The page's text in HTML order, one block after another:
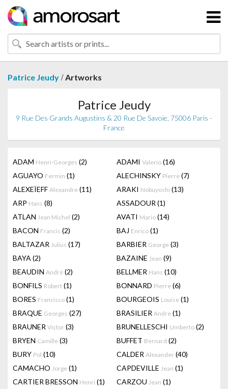
Patrice Jeudy /Artworks
Patrice Jeudy
9 Rue Des Grands Augustins & 20 Rue De Savoie, 75006 Paris -
France
ADAM Henri-Georges (2) ADAMI Valerio (16)
AGUAYO Fermin (1) ALECHINSKY Pierre (7)
ALEXEÏEFF Alexandre (11) ARAKI Nobuyoshi (13)
ARP Hans (8) ASSADOUR (1)
ATLAN Jean Michel (2) AVATI Mario (14)
BACON Francis (2) BAJ Enrico (1)
BALTAZAR Julius (17) BARBIER George (3)
BAYA (2) BAZAINE Jean (9)
BEAUDIN André (2) BELLMER Hans (10)
BONFILS Robert (1) BONNARD Pierre (6)
BORES Francisco (1) BOURGEOIS Louise (1)
BRAQUE Georges (27) BRASILIER Andre (1)
BRAUNER Victor (3) BRUNELLESCHI Umberto (2)
BRYEN Camille (3) BUFFET Bernard (2)
BURY Pol (10) CALDER Alexander (40)
CAMACHO Jorge (1) CAPDEVILLE Jean (1)
CARTIER BRESSON Henri (1) CARZOU Jean (1)